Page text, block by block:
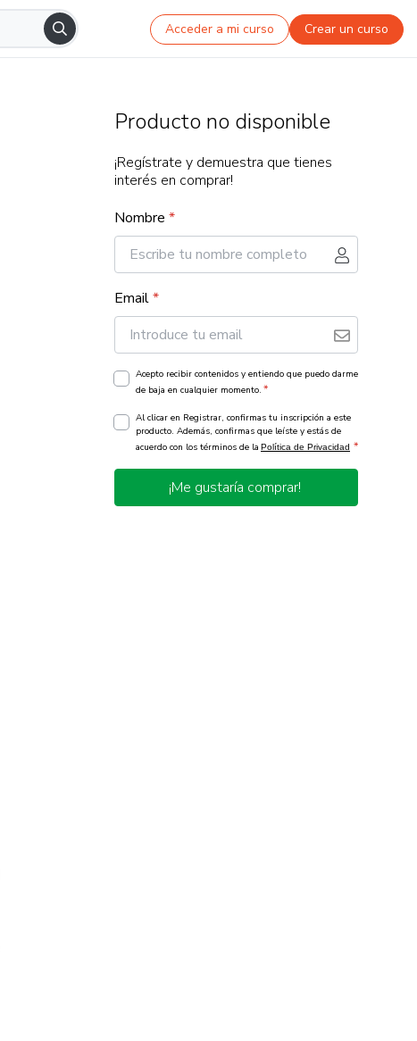
Acceder a mi curso Crear un curso
Producto no disponible
¡Regístrate y demuestra que tienes
interés en comprar!
Nombre *
Email*
Acepto recibir contenidos y entiendo que puedo darme
de baja en cualquier momento. *
Al clicar en Registrar, confirmas tu inscripción a este
producto. Además, confirmas que leíste y estás de
acuerdo con los términos de la Política de Privacidad *
¡Me gustaría comprar!